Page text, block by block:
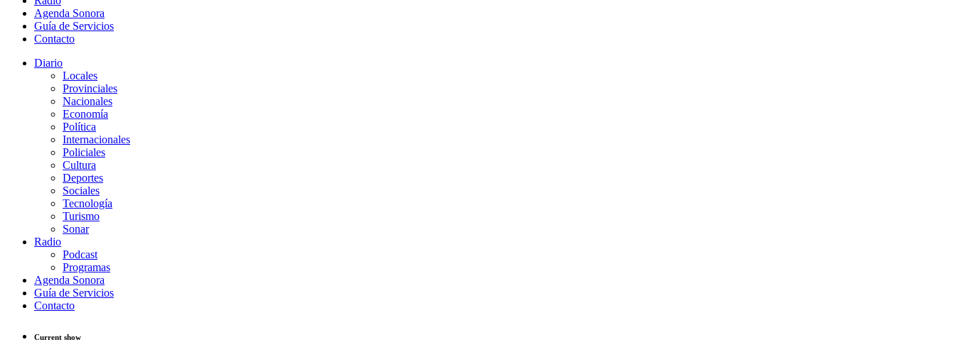
Agenda Sonora
Guía de Servicios
Contacto
Diario
Locales
Provinciales
Nacionales
Economía
Política
Internacionales
Policiales
Cultura
Deportes
Sociales
Tecnología
Turismo
Sonar
Radio
Podcast
Programas
Agenda Sonora
Guía de Servicios
Contacto
Current show